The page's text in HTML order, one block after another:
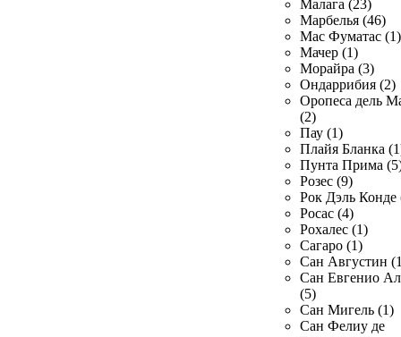
Малага (23)
Марбелья (46)
Мас Фуматас (1)
Мачер (1)
Морайра (3)
Ондаррибия (2)
Оропеса дель
(2)
Пау (1)
Плайя Бланка
Пунта Прима
Розес (9)
Рок Дэль Конде
Росас (4)
Рохалес (1)
Сагаро (1)
Сан Августин
Сан Евгенио
(5)
Сан Мигель (1)
Сан Фелиу де